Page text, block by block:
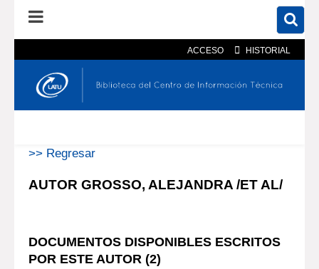
ACCESO HISTORIAL
En el catálogo En el sitio
>> Regresar
AUTOR GROSSO, ALEJANDRA /ET AL/
DOCUMENTOS DISPONIBLES ESCRITOS
POR ESTE AUTOR (2)